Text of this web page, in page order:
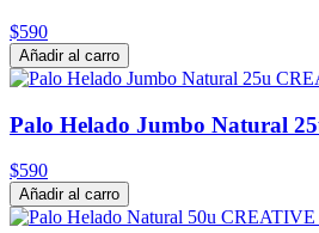
$590
Añadir al carro
Palo Helado Jumbo Natural
$590
Añadir al carro